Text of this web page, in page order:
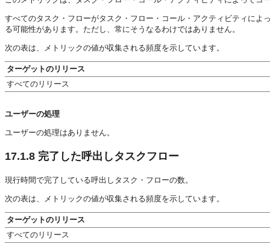
すべてのタスク・フローがタスク・フロー・コール・アクティビティに
る可能性があります。ただし、常にそうなるわけではありません。
次の表は、メトリックの値が収集される頻度を示しています。
ターゲットのリリース
すべてのリリース
ユーザーの処理
ユーザーの処理はありません。
17.1.8 完了した呼出しタスクフロー
現行時間で完了している呼出しタスク・フローの数。
次の表は、メトリックの値が収集される頻度を示しています。
ターゲットのリリース
すべてのリリース